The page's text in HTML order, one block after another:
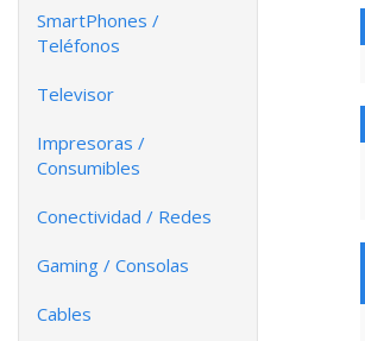
SmartPhones /
Teléfonos
Televisor
Impresoras /
Consumibles
Conectividad / Redes
Gaming / Consolas
Cables